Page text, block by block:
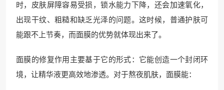
时，皮肤屏障容易受损，锁水能力下降，还会加速氧化，
出现干纹、粗糙和缺乏光泽的问题。这时候，普通护肤可
能跟不上节奏，而面膜的优势就体现出来了。
面膜的修复作用主要基于它的形式：它能创造一个封闭环
境，让精华液更高效地渗透。对于熬夜肌肤，面膜能：